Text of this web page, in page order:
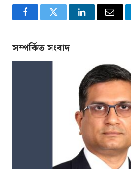
FacebookTwitter LinkedInEmail
সম্পর্কিত সংবাদ